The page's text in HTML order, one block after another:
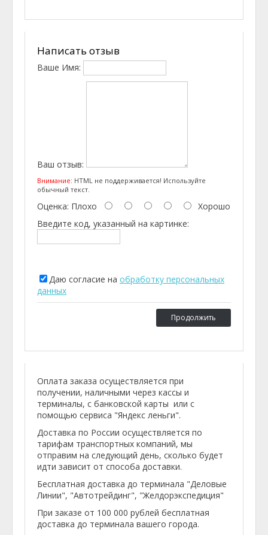
Написать отзыв
Ваше Имя:
Ваш отзыв:
Внимание: HTML не поддерживается! Используйте
обычный текст.
Оценка: Плохо
Хорошо
Введите код, указанный на картинке:
Даю согласие на обработку персональных
данных
Продолжить
Оплата заказа осуществляется при
получении, наличными через кассы и
терминалы, с банковской карты или с
помощью сервиса "Яндекс леньги".
Доставка по России осуществляется по
тарифам транспортных компаний, мы
отправим на следующий день, сколько будет
идти зависит от способа доставки.
Бесплатная доставка до терминала "Деловые
Линии", "Автотрейдинг", "Желдорэкспедиция"
При заказе от 100 000 рублей бесплатная
доставка до терминала вашего города.